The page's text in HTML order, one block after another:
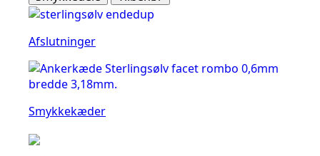
Afslutninger
Smykkekæder